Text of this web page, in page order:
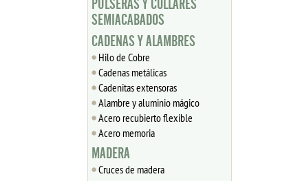
PULSERAS Y COLLARES
SEMIACABADOS
CADENAS Y ALAMBRES
Hilo de Cobre
Cadenas metálicas
Cadenitas extensoras
Alambre y aluminio mágico
Acero recubierto flexible
Acero memoria
MADERA
Cruces de madera